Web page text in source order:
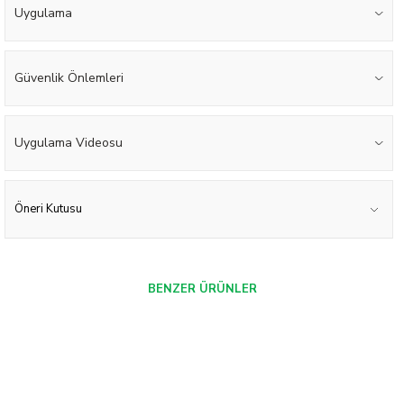
Uygulama
Güvenlik Önlemleri
Uygulama Videosu
Öneri Kutusu
BENZER ÜRÜNLER